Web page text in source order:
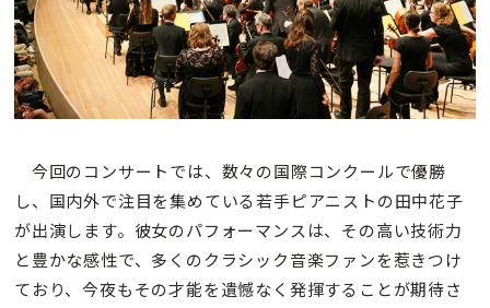
今回のコンサートでは、数々の国際コンクールで優勝
し、国内外で注目を集めている若手ピアニストの田中花子
が出演します。彼女のパフォーマンスは、その高い技術力
と豊かな感性で、多くのクラシック音楽ファンを惹きつけ
ており、今夜もその才能を遺憾なく発揮することが期待さ